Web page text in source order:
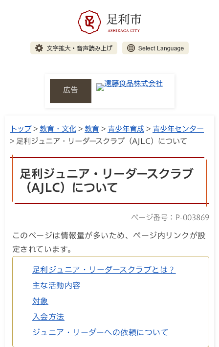
広告
トップ> 教育・文化 > 教育 > 青少年育成 > 青少年センター
> 足利ジュニア・リーダースクラブ（AJLC）について
足利ジュニア・リーダースクラブ
（AJLC）について
ページ番号：P-003869
このページは情報量が多いため、ページ内リンクが設
定されています。
足利ジュニア・リーダースクラブとは？
主な活動内容
対象
入会方法
ジュニア・リーダーへの依頼について